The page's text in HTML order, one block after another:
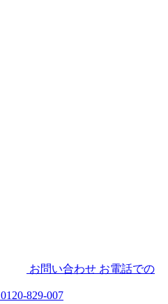
お問い合わせ お電話での
0120-829-007